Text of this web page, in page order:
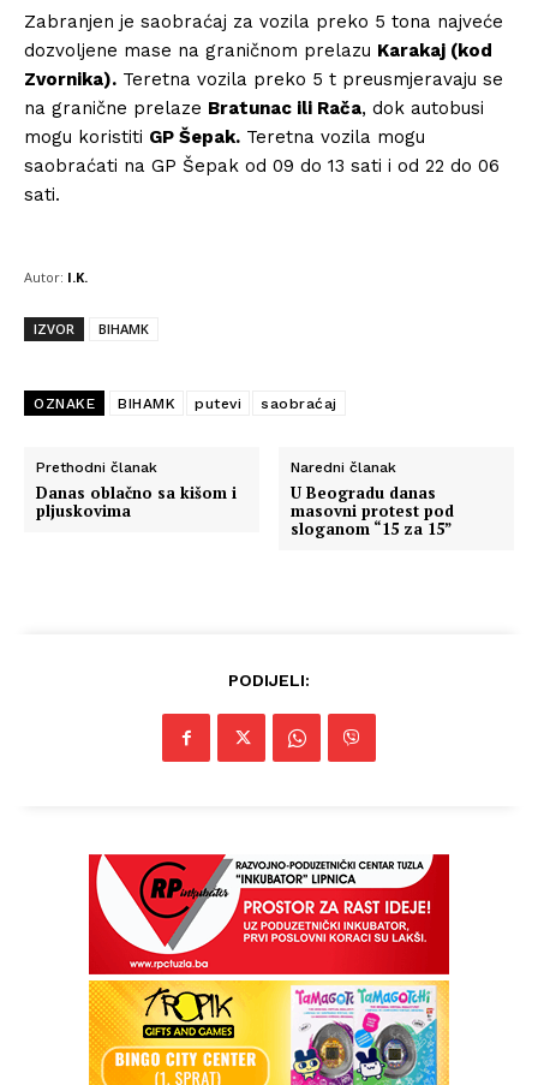
Zabranjen je saobraćaj za vozila preko 5 tona najveće
dozvoljene mase na graničnom prelazu Karakaj (kod
Zvornika). Teretna vozila preko 5 t preusmjeravaju se
na granične prelaze Bratunac ili Rača, dok autobusi
mogu koristiti GP Šepak. Teretna vozila mogu
saobraćati na GP Šepak od 09 do 13 sati i od 22 do 06
sati.
Autor: I.K.
IZVOR BIHAMK
OZNAKE BIHAMK putevi saobraćaj
Prethodni članak
Danas oblačno sa kišom i
pljuskovima
Naredni članak
U Beogradu danas
masovni protest pod
sloganom “15 za 15”
PODIJELI: